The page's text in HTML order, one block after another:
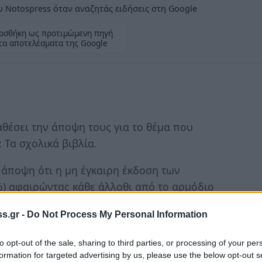
- Do Not Process My Personal Information
opt-out of the sale, sharing to third parties, or processing of your
for targeted advertising by us, please use the below opt-out
όταν αναζητάς ειδήσεις στη Google
ως προτιμώμενη πηγή
αποτελέσματα της Google
την άποψη τους για το θέμα που
σχολικά βιβλία.
ότι η μη έγκαιρη έκδοση των
αφαιρώντας κάθε άλλοθι από το αρμόδιο
που θεωρούν λογική αυτή την εξέλιξη
(5%).
19 Σεπτεμβρίου. Με την ψήφο σας